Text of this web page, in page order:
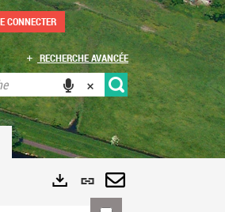
CONNECTER
RECHERCHE AVANCÉE
Lien